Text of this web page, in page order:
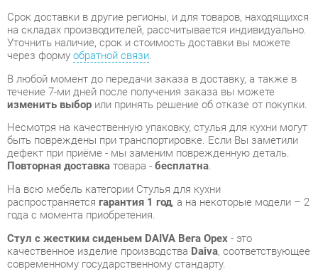
Несмотря на качественную упаковку, стулья для кухни могут
быть повреждены при транспортировке. Если Вы заметили
дефект при приёме - мы заменим поврежденную деталь.
Повторная доставкатовара -бесплатна
На всю мебель категории Стулья для кухни
распространяетсягарантия 1 год, а на некоторые модели – 2
года с момента приобретения.
Стул с жестким сиденьем DAIVA Вега Орех
качественное изделие производстваDaiva, соответствующее
современному государственному стандарту.
Надеемся, вы останетесь довольны вашим приобретением, и
использования, который поможет сориентироваться нашим
будущим покупателям.
консультацию, фото и видеообзор продукции вы можете по
e-mail, телефону в Екатеринбурге и через мессенджеры
Telegram и WhatsApp.